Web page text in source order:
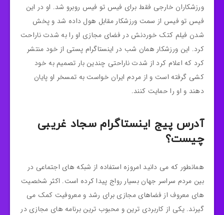
ورزشکاران خارجی فقط برای فیس تو فیس روبرو شد. او در این
فیس تو فیس از سمت ورزشکار مقابل هول داده شد و پخش
شدن فیلم کتک خوردنش در فضای مجازی او را به شدت ناراحت
کرد. این ورزشکار همان شب در اینستاگرام پستی از خود منتشر
کرد که اعلام کرد از شدت ناراحتی چندین بار تصمیم به خود
کشی گرفته است و از مردم ایران خواست به تمسخر او پایان
دهند و او را حمایت کنند.
آدرس پیج اینستاگرام سجاد غریبی
چیست؟
همانطور که می دانید امروزه استفاده از شبکه های اجتماعی در
بین مردم سراسر جهان بسیار رواج پیدا کرده است. اکثر شخصیت
های معروف از فضاهای مجازی برای رشد و معروفیت کمک می
گیرند. یکی از کاربردی ترین و محبوب ترین برنامه های مجازی در